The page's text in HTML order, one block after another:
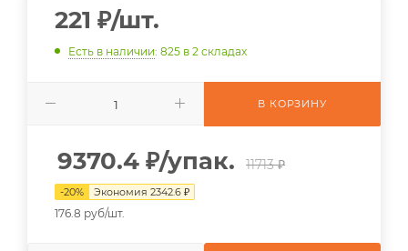
221 ₽/шт.
Есть в наличии: 825 в 2 складах
В КОРЗИНУ
9370.4 ₽/упак. 11713 ₽
-20% Экономия 2342.6 ₽
176.8 руб/шт.